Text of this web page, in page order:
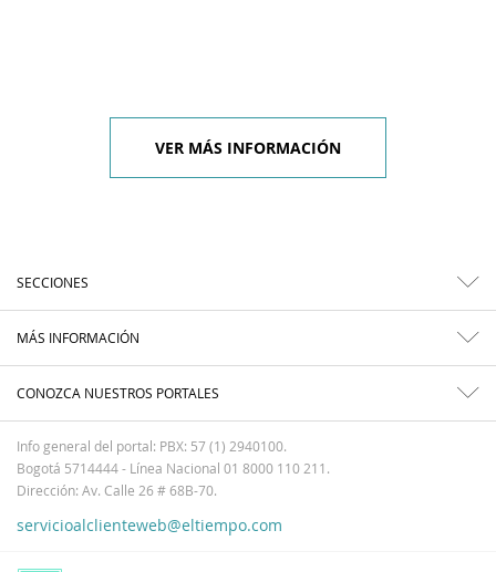
VER MÁS INFORMACIÓN
SECCIONES
MÁS INFORMACIÓN
CONOZCA NUESTROS PORTALES
Info general del portal: PBX: 57 (1) 2940100.
Bogotá 5714444 - Línea Nacional 01 8000 110 211.
Dirección: Av. Calle 26 # 68B-70.
servicioalclienteweb@eltiempo.com